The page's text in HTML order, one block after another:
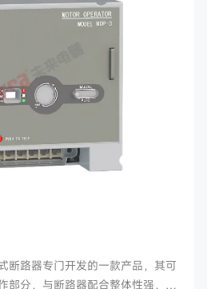
断路器专门开发的一款产品，其可
部分，与断路器配合整体性强，采